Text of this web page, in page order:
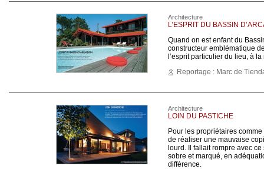
Architecture
L’ESPRIT DU BASSIN
Quand on est enfant du
constructeur emblématique
l’esprit particulier du lieu, à
Reportage : Marc de
Architecture
LOIN DU PASTICHE
Pour les propriétaires
de réaliser une mauvaise
lourd. Il fallait rompre avec
sobre et marqué, en
différence.